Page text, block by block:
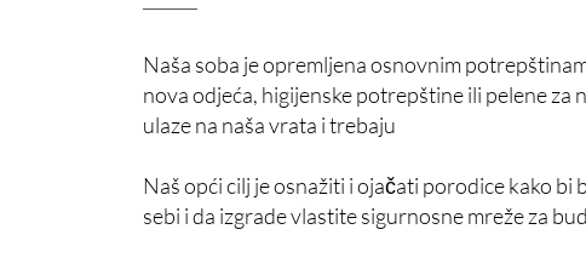
Naša soba je opremljena osnovnim
nova odjeća, higijenske potrepštine ili pelene za
ulaze na naša vrata i trebaju
Naš opći cilj je osnažiti i ojačati porodice kako bi
sebi i da izgrade vlastite sigurnosne mreže za